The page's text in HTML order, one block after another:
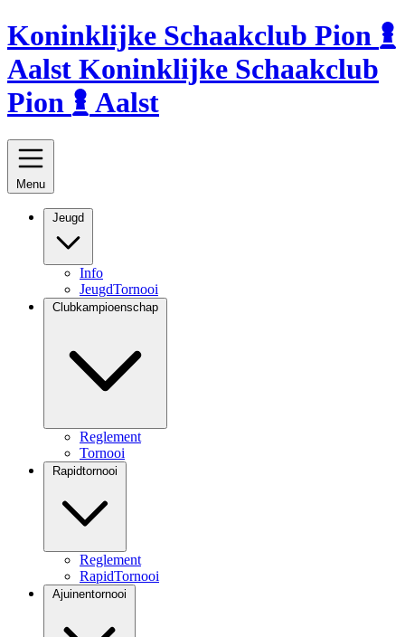
Koninklijke Schaakclub Pion
Aalst Koninklijke Schaakclub
Pion
Aalst
Menu
Jeugd
Info
JeugdTornooi
Clubkampioenschap
Reglement
Tornooi
Rapidtornooi
Reglement
RapidTornooi
Ajuinentornooi